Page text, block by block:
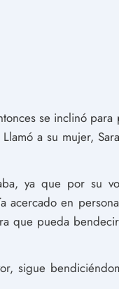
se inclinó
a su mujer,
ya que por su
acercado en
que pueda
sigue